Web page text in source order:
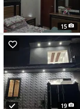
15
19